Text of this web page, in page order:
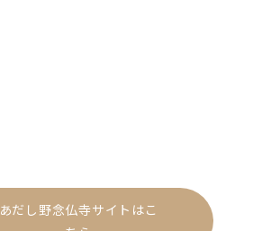
あだし野念仏寺サイトはこ